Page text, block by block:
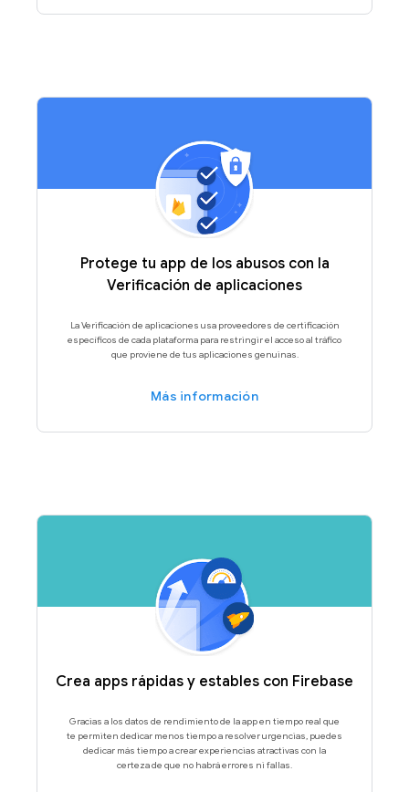
Protege tu app de los abusos con la
Verificación de aplicaciones
La Verificación de aplicaciones usa proveedores de certificación
específicos de cada plataforma para restringir el acceso al tráfico
que proviene de tus aplicaciones genuinas.
Más información
Crea apps rápidas y estables con Firebase
Gracias a los datos de rendimiento de la app en tiempo real que
te permiten dedicar menos tiempo a resolver urgencias, puedes
dedicar más tiempo a crear experiencias atractivas con la
certeza de que no habrá errores ni fallas.